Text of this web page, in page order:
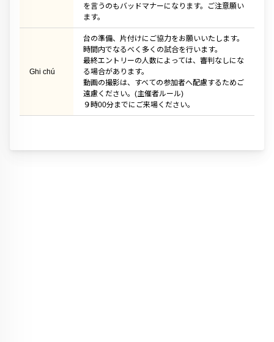
を言うのもバッドマナーになります。ご注意願い
ます。
Ghi chú
台の準備、片付けにご協力をお願いいたします。
時間内でなるべく多くの試合を行います。
最終エントリーの人数によっては、審判なしにな
る場合があります。
動画の撮影は、すべての参加者へ配慮するためご
遠慮ください。(主催者ルール)
９時00分までにご来場ください。